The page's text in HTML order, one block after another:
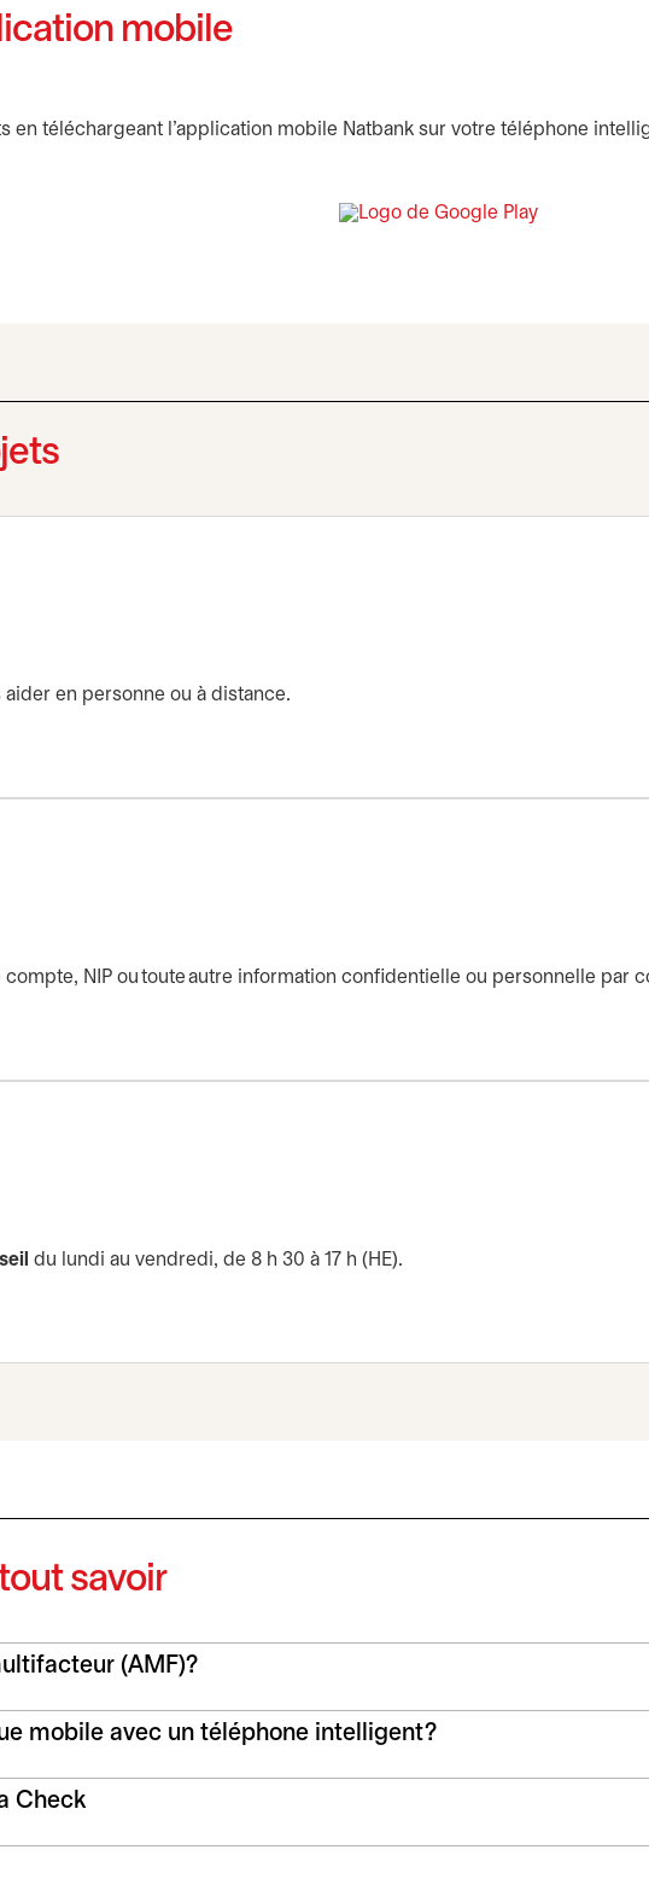
mobile
en téléchargeant l’application mobile Natbank sur votre téléphone
en personne ou à distance.
NIP ou toute autre information confidentielle ou personnelle par
du lundi au vendredi, de 8 h 30 à 17 h (HE).
savoir
(AMF)?
mobile avec un téléphone intelligent?
Check